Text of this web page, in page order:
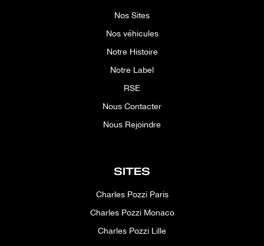
Nos Sites
Nos véhicules
Notre Histoire
Notre Label
RSE
Nous Contacter
Nous Rejoindre
SITES
Charles Pozzi Paris
Charles Pozzi Monaco
Charles Pozzi Lille